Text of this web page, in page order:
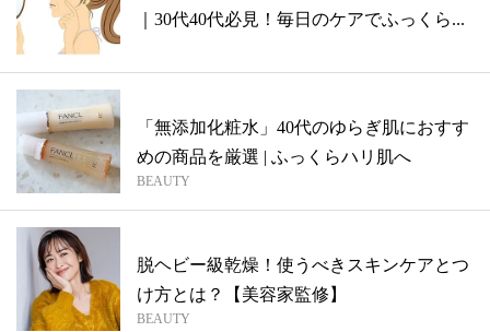
｜30代40代必見！毎日のケアでふっくら...
「無添加化粧水」40代のゆらぎ肌におすす
めの商品を厳選 | ふっくらハリ肌へ
BEAUTY
脱ヘビー級乾燥！使うべきスキンケアとつ
け方とは？【美容家監修】
BEAUTY